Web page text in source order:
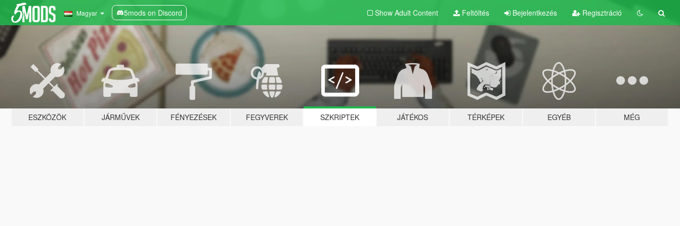
Magyar 5mods on Discord Show Adult Content Feltöltés Bejelentkezés Regisztráció
ESZKÖZÖK JÁRMŰVEK FÉNYEZÉSEK FEGYVEREK SZKRIPTEK JÁTÉKOS TÉRKÉPEK EGYÉB MÉG